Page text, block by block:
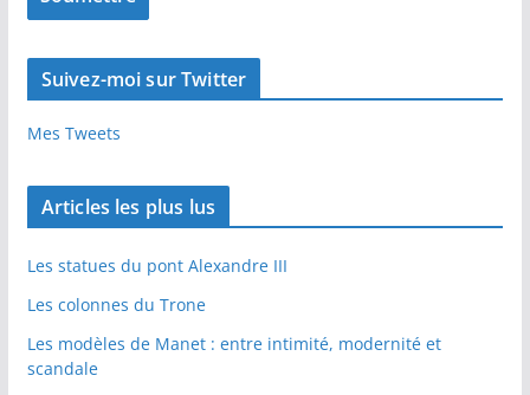
Suivez-moi sur Twitter
Mes Tweets
Articles les plus lus
Les statues du pont Alexandre III
Les colonnes du Trone
Les modèles de Manet : entre intimité, modernité et
scandale